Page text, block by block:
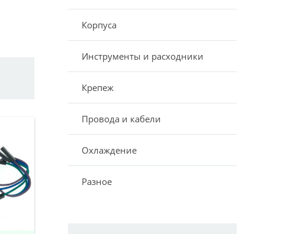
Корпуса
Инструменты и расходники
Крепеж
Провода и кабели
Охлаждение
Разное